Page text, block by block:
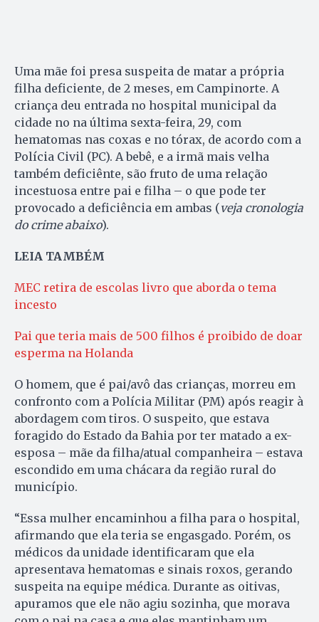
Uma mãe foi presa suspeita de matar a própria
filha deficiente, de 2 meses, em Campinorte. A
criança deu entrada no hospital municipal da
cidade no na última sexta-feira, 29, com
hematomas nas coxas e no tórax, de acordo com a
Polícia Civil (PC). A bebê, e a irmã mais velha
também deficiênte, são fruto de uma relação
incestuosa entre pai e filha – o que pode ter
provocado a deficiência em ambas (veja cronologia
do crime abaixo).
LEIA TAMBÉM
MEC retira de escolas livro que aborda o tema
incesto
Pai que teria mais de 500 filhos é proibido de doar
esperma na Holanda
O homem, que é pai/avô das crianças, morreu em
confronto com a Polícia Militar (PM) após reagir à
abordagem com tiros. O suspeito, que estava
foragido do Estado da Bahia por ter matado a ex-
esposa – mãe da filha/atual companheira – estava
escondido em uma chácara da região rural do
município.
“Essa mulher encaminhou a filha para o hospital,
afirmando que ela teria se engasgado. Porém, os
médicos da unidade identificaram que ela
apresentava hematomas e sinais roxos, gerando
suspeita na equipe médica. Durante as oitivas,
apuramos que ele não agiu sozinha, que morava